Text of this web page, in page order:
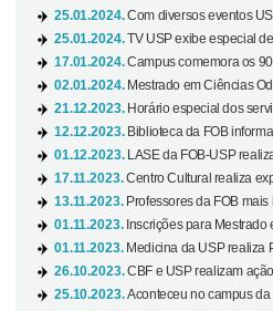
25.01.2024.Com diversos eventos
25.01.2024.TV USP exibe especial
17.01.2024.Campus comemora os
02.01.2024. Mestrado em Ciências
21.12.2023. Horário especial dos
12.12.2023. Biblioteca da FOB
01.12.2023.
LASE da FOB-USP
17.11.2023.Centro Cultural realiza
13.11.2023. Professores da FOB
01.11.2023. Inscrições para
01.11.2023. Medicina da USP realiza
26.10.2023.CBF e USP realizam
25.10.2023.Aconteceu no campus da